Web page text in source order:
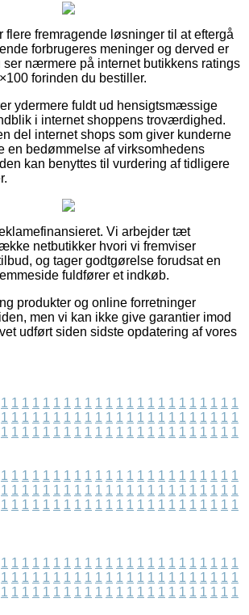
flere fremragende løsninger til at eftergå
forbrugeres meninger og derved er
ser nærmere på internet butikkens ratings
forinden du bestiller.
ydermere fuldt ud hensigtsmæssige
i internet shoppens troværdighed.
del internet shops som giver kunderne
en bedømmelse af virksomhedens
kan benyttes til vurdering af tidligere
Vi arbejder tæt
netbutikker hvori vi fremviser
og tager godtgørelse forudsat en
fuldfører et indkøb.
produkter og online forretninger
men vi kan ikke give garantier imod
udført siden sidste opdatering af vores
1 1 1 1 1 1 1 1 1 1 1 1 1 1 1 1 1 1 1 1 1 1 1
1 1 1 1 1 1 1 1 1 1 1 1 1 1 1 1 1 1 1 1 1 1 1
1 1 1 1 1 1 1 1 1 1 1 1 1 1 1 1 1 1 1 1 1 1 1
1 1 1 1 1 1 1 1 1 1 1 1 1 1 1 1 1 1 1 1 1 1 1
1 1 1 1 1 1 1 1 1 1 1 1 1 1 1 1 1 1 1 1 1 1 1
1 1 1 1 1 1 1 1 1 1 1 1 1 1 1 1 1 1 1 1 1 1 1
1 1 1 1 1 1 1 1 1 1 1 1 1 1 1 1 1 1 1 1 1 1 1
1 1 1 1 1 1 1 1 1 1 1 1 1 1 1 1 1 1 1 1 1 1 1
1 1 1 1 1 1 1 1 1 1 1 1 1 1 1 1 1 1 1 1 1 1 1